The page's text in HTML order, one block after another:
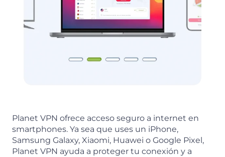
Planet VPN ofrece acceso seguro a internet en
smartphones. Ya sea que uses un iPhone,
Samsung Galaxy, Xiaomi, Huawei o Google Pixel,
Planet VPN ayuda a proteger tu conexión y a